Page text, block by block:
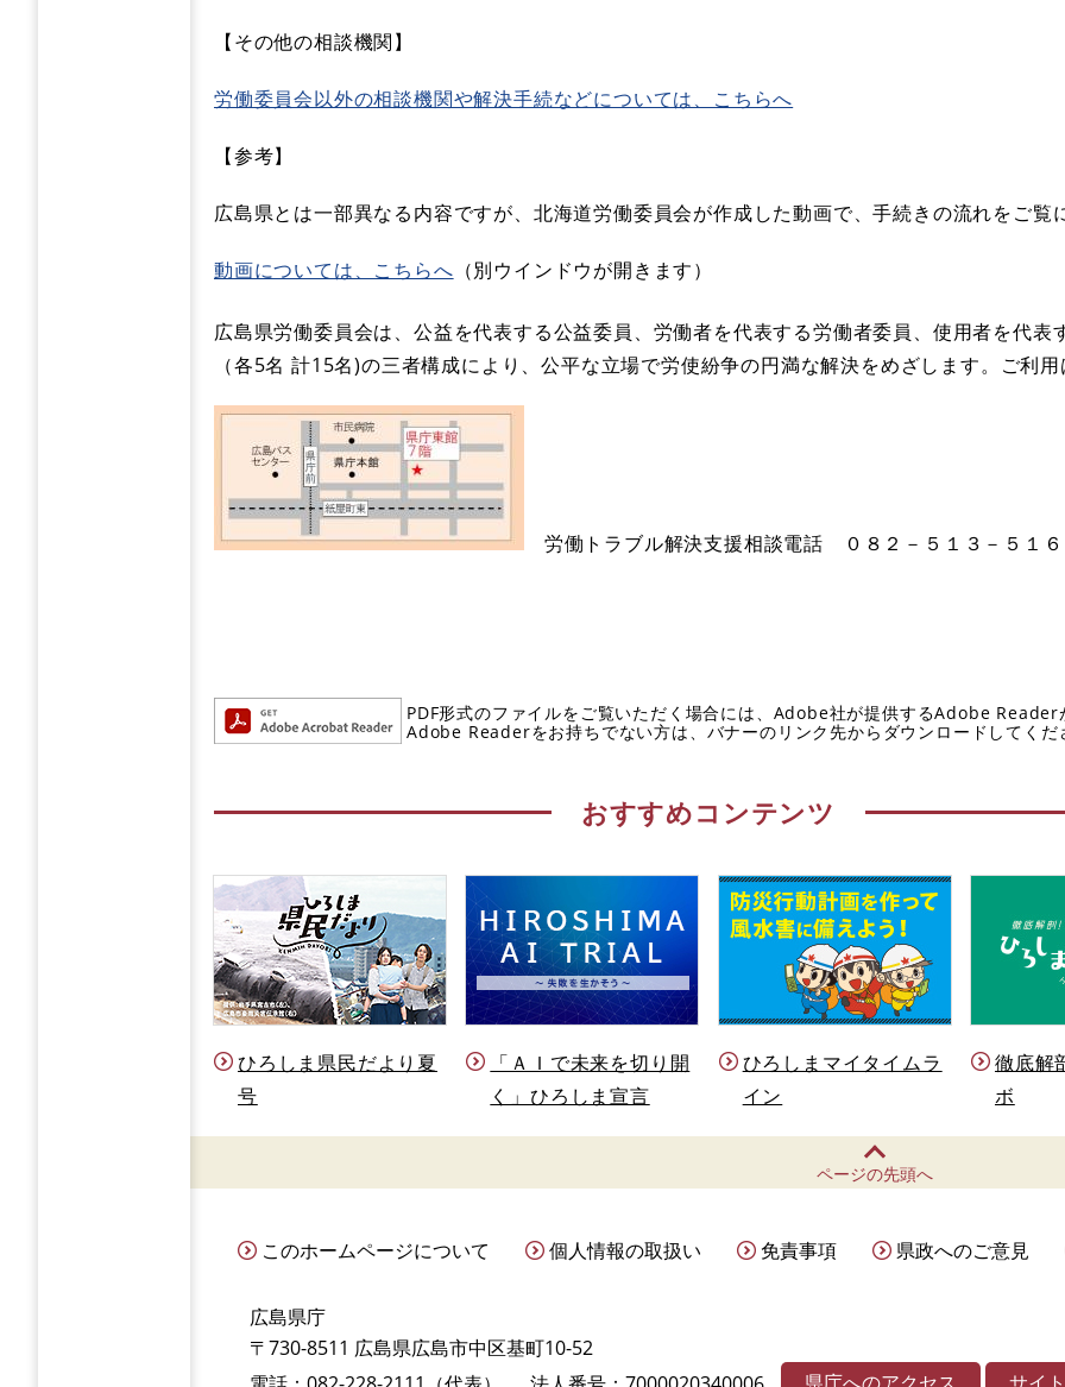
【その他の相談機関】
労働委員会以外の相談機関や解決手続などについては、こちらへ
【参考】
広島県とは一部異なる内容ですが、北海道労働委員会が作成した動画で、手続きの流れをご覧
動画については、こちらへ （別ウインドウが開きます）
広島県労働委員会は、公益を代表する公益委員、労働者を代表する労働者委員、使用者を代表
（各5名 計15名)の三者構成により、公平な立場で労使紛争の円満な解決をめざします。ご利用
労働トラブル解決支援相談電話 ０８２－５１３－５１６
PDF形式のファイルをご覧いただく場合には、Adobe社が提供するAdobe Reader
Adobe Readerをお持ちでない方は、バナーのリンク先からダウンロードしてくだ
おすすめコンテンツ
ひろしま県民だより夏
号
「ＡＩで未来を切り開
く」ひろしま宣言
ひろしまマイタイムラ
イン
徹底解
ボ
ページの先頭へ
このホームページについて 個人情報の取扱い 免責事項 県政へのご意見
広島県庁
〒730-8511 広島県広島市中区基町10-52
県庁へのアクセス サイ